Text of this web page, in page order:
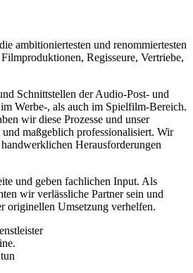
ambitioniertesten und renommiertesten
Regisseure, Vertriebe,
Schnittstellen der Audio-Post- und
Werbe-, als auch im Spielfilm-Bereich.
wir diese Prozesse und unser
maßgeblich professionalisiert. Wir
Herausforderungen
und geben fachlichen Input. Als
wir verlässliche Partner sein und
originellen Umsetzung verhelfen.